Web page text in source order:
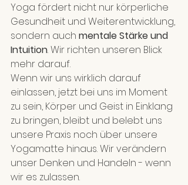
Yoga fördert nicht nur körperliche
Gesundheit und Weiterentwicklung,
sondern auch mentale Stärke und
Intuition. Wir richten unseren Blick
mehr darauf.
Wenn wir uns wirklich darauf
einlassen, jetzt bei uns im Moment
zu sein, Körper und Geist in Einklang
zu bringen, bleibt und belebt uns
unsere Praxis noch über unsere
Yogamatte hinaus. Wir verändern
unser Denken und Handeln - wenn
wir es zulassen.